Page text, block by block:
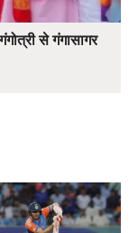
से गंगासागर